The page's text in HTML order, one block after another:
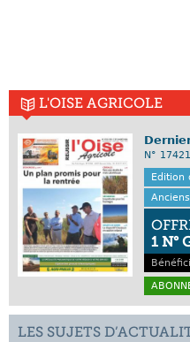
L'OISE AGRICOLE
N°
Edition
1 N°
LES SUJETS